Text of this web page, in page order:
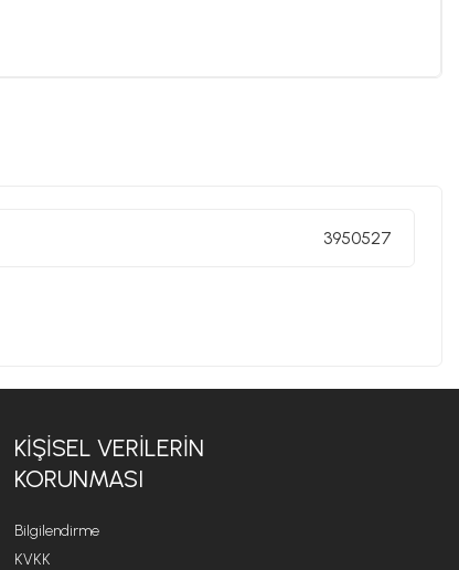
3950527
KIŞISEL VERILERIN
KORUNMASI
Bilgilendirme
KVKK